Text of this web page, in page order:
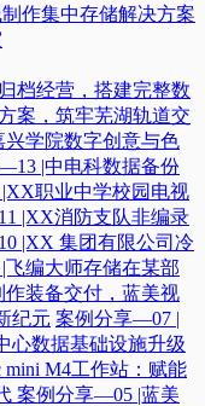
作集中存储解决方案
档经营，搭建完整数
案，筑牢芜湖轨道交
学院数字创意与色
|中电科数据备份
职业中学校园电视
|XX消防支队非编录
|XX 集团有限公司冷
编大师存储在某部
装备交付，蓝美视
纪元 案例分享—07 |
心数据基础设施升级
M4工作站：赋能
案例分享—05 |蓝美